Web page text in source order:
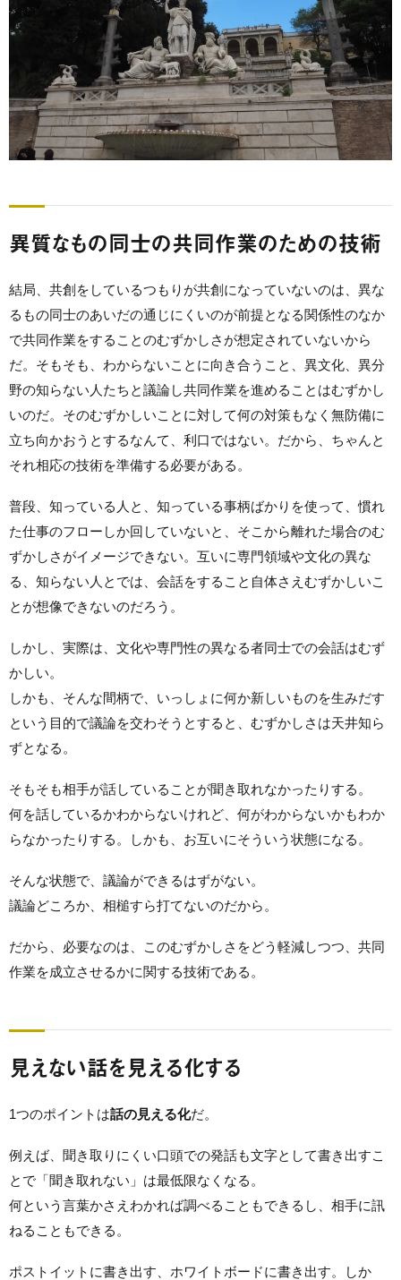
異質なもの同士の共同作業のための技術
結局、共創をしているつもりが共創になっていないのは、異な
るもの同士のあいだの通じにくいのが前提となる関係性のなか
で共同作業をすることのむずかしさが想定されていないから
だ。そもそも、わからないことに向き合うこと、異文化、異分
野の知らない人たちと議論し共同作業を進めることはむずかし
いのだ。そのむずかしいことに対して何の対策もなく無防備に
立ち向かおうとするなんて、利口ではない。だから、ちゃんと
それ相応の技術を準備する必要がある。
普段、知っている人と、知っている事柄ばかりを使って、慣れ
た仕事のフローしか回していないと、そこから離れた場合のむ
ずかしさがイメージできない。互いに専門領域や文化の異な
る、知らない人とでは、会話をすること自体さえむずかしいこ
とが想像できないのだろう。
しかし、実際は、文化や専門性の異なる者同士での会話はむず
かしい。
しかも、そんな間柄で、いっしょに何か新しいものを生みだす
という目的で議論を交わそうとすると、むずかしさは天井知ら
ずとなる。
そもそも相手が話していることが聞き取れなかったりする。
何を話しているかわからないけれど、何がわからないかもわか
らなかったりする。しかも、お互いにそういう状態になる。
そんな状態で、議論ができるはずがない。
議論どころか、相槌すら打てないのだから。
だから、必要なのは、このむずかしさをどう軽減しつつ、共同
作業を成立させるかに関する技術である。
見えない話を見える化する
1つのポイントは話の見える化だ。
例えば、聞き取りにくい口頭での発話も文字として書き出すこ
とで「聞き取れない」は最低限なくなる。
何という言葉かさえわかれば調べることもできるし、相手に訊
ねることもできる。
ポストイットに書き出す、ホワイトボードに書き出す。しか